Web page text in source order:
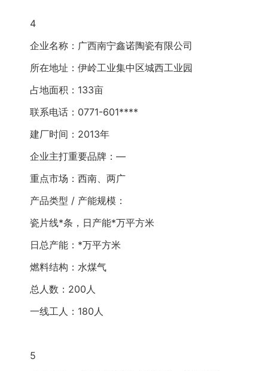
4
企业名称：广西南宁鑫诺陶瓷有限公司
所在地址：伊岭工业集中区城西工业园
占地面积：133亩
联系电话：0771-601****
建厂时间：2013年
企业主打重要品牌：—
重点市场：西南、两广
产品类型 / 产能规模：
瓷片线*条，日产能*万平方米
日总产能：*万平方米
燃料结构：水煤气
总人数：200人
一线工人：180人
5